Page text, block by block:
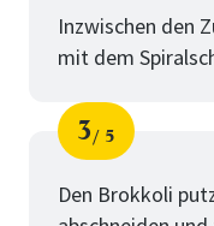
Inzwischen den
mit dem
Schritt
3
von
5
Den Brokkoli